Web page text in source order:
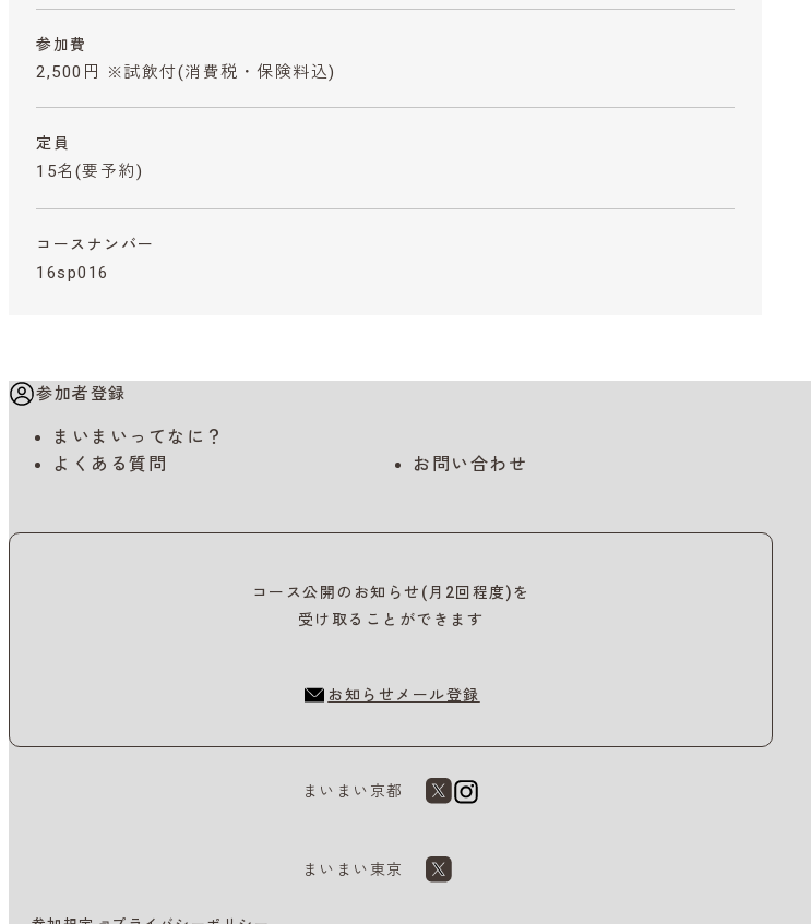
参加費
2,500円 ※試飲付(消費税・保険料込)
定員
15名(要予約)
コースナンバー
16sp016
参加者登録
まいまいってなに？
よくある質問
お問い合わせ
コース公開のお知らせ(月2回程度)を
受け取ることができます
お知らせメール登録
まいまい京都
まいまい東京